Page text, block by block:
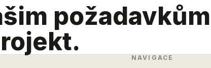
NAVIGACE